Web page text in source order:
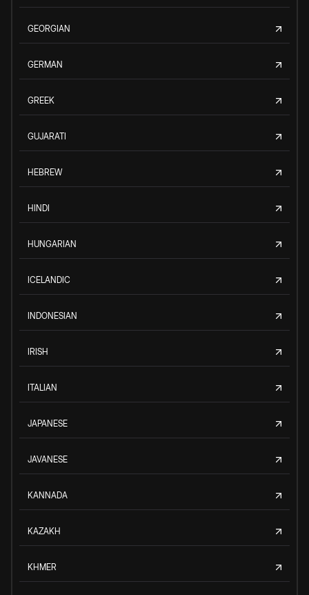
GEORGIAN
GERMAN
GREEK
GUJARATI
HEBREW
HINDI
HUNGARIAN
ICELANDIC
INDONESIAN
IRISH
ITALIAN
JAPANESE
JAVANESE
KANNADA
KAZAKH
KHMER